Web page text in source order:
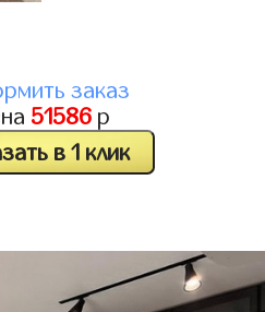
заказ
51586 р
в 1 клик